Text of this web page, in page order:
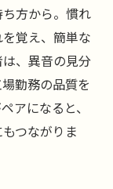
方から。慣れ
覚え、簡単な
、異音の見分
勤務の品質を
アになると、
つながりま